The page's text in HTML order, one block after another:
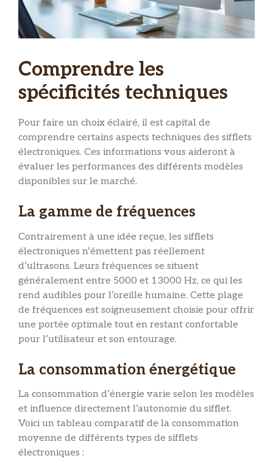
Comprendre les
spécificités techniques
Pour faire un choix éclairé, il est capital de
comprendre certains aspects techniques des sifflets
électroniques. Ces informations vous aideront à
évaluer les performances des différents modèles
disponibles sur le marché.
La gamme de fréquences
Contrairement à une idée reçue, les sifflets
électroniques n’émettent pas réellement
d’ultrasons. Leurs fréquences se situent
généralement entre 5000 et 13000 Hz, ce qui les
rend audibles pour l’oreille humaine. Cette plage
de fréquences est soigneusement choisie pour offrir
une portée optimale tout en restant confortable
pour l’utilisateur et son entourage.
La consommation énergétique
La consommation d’énergie varie selon les modèles
et influence directement l’autonomie du sifflet.
Voici un tableau comparatif de la consommation
moyenne de différents types de sifflets
électroniques :